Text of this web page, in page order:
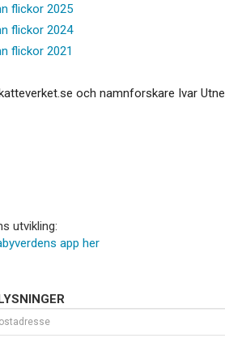
flickor 2025
flickor 2024
flickor 2021
och namnforskare Ivar Utne.
utvikling:
app her